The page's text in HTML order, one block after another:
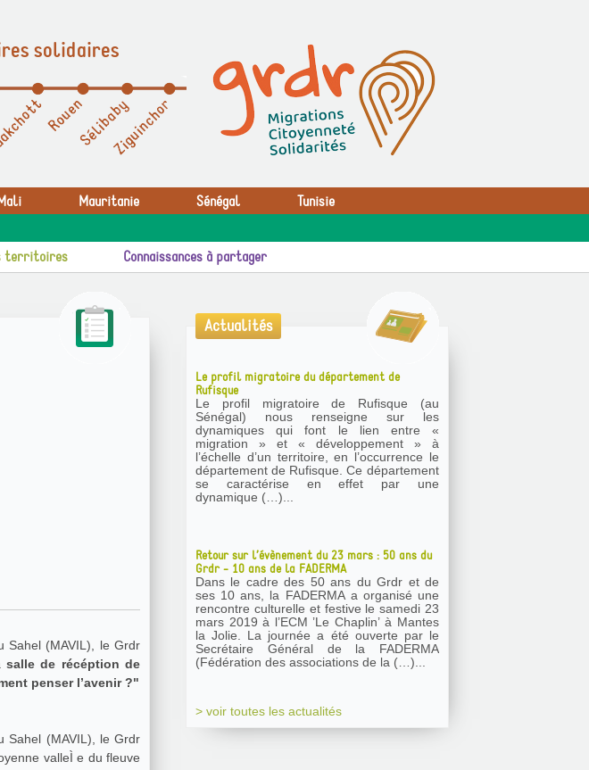
solidaires
Mauritanie Sénégal Tunisie
territoires Connaissances à partager
Sahel (MAVIL), le Grdr
salle de récéption de
penser l’avenir ?"
Sahel (MAVIL), le Grdr
valleÌ e du fleuve
Actualités
Le profil migratoire du département de
Rufisque
Le profil migratoire de Rufisque (au
Sénégal) nous renseigne sur les
dynamiques qui font le lien entre «
migration » et « développement » à
l’échelle d’un territoire, en l’occurrence le
département de Rufisque. Ce département
se caractérise en effet par une
dynamique (…)...
Retour sur l’évènement du 23 mars : 50 ans du
Grdr - 10 ans de la FADERMA
Dans le cadre des 50 ans du Grdr et de
ses 10 ans, la FADERMA a organisé une
rencontre culturelle et festive le samedi 23
mars 2019 à l’ECM ’Le Chaplin’ à Mantes
la Jolie. La journée a été ouverte par le
Secrétaire Général de la FADERMA
(Fédération des associations de la (…)...
> voir toutes les actualités